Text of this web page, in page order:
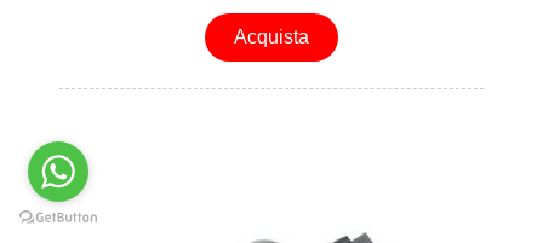
Acquista